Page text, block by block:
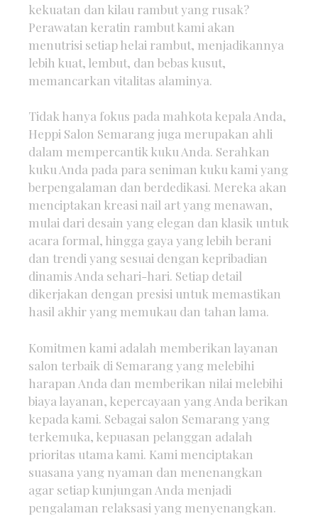
kekuatan dan kilau rambut yang rusak?
Perawatan keratin rambut kami akan
menutrisi setiap helai rambut, menjadikannya
lebih kuat, lembut, dan bebas kusut,
memancarkan vitalitas alaminya.
Tidak hanya fokus pada mahkota kepala Anda,
Heppi Salon Semarang juga merupakan ahli
dalam mempercantik kuku Anda. Serahkan
kuku Anda pada para seniman kuku kami yang
berpengalaman dan berdedikasi. Mereka akan
menciptakan kreasi nail art yang menawan,
mulai dari desain yang elegan dan klasik untuk
acara formal, hingga gaya yang lebih berani
dan trendi yang sesuai dengan kepribadian
dinamis Anda sehari-hari. Setiap detail
dikerjakan dengan presisi untuk memastikan
hasil akhir yang memukau dan tahan lama.
Komitmen kami adalah memberikan layanan
salon terbaik di Semarang yang melebihi
harapan Anda dan memberikan nilai melebihi
biaya layanan, kepercayaan yang Anda berikan
kepada kami. Sebagai salon Semarang yang
terkemuka, kepuasan pelanggan adalah
prioritas utama kami. Kami menciptakan
suasana yang nyaman dan menenangkan
agar setiap kunjungan Anda menjadi
pengalaman relaksasi yang menyenangkan.